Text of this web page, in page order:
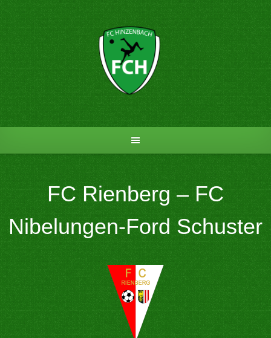
to
FC Rienberg – FC
Nibelungen-Ford Schuster